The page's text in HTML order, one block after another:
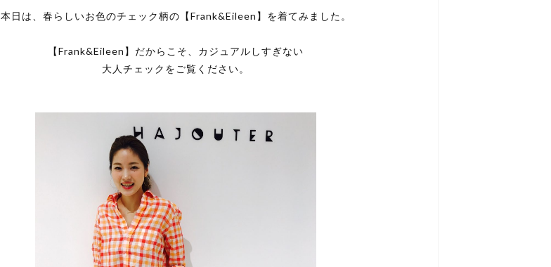
本日は、春らしいお色のチェック柄の【Frank&Eileen】を着てみました。
【Frank&Eileen】だからこそ、カジュアルしすぎない
大人チェックをご覧ください。